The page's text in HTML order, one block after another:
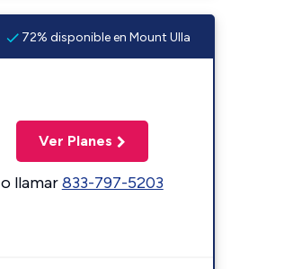
72% disponible en Mount Ulla
Ver Planes
o llamar833-797-5203